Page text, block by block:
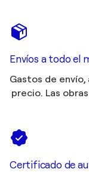
Envíos a todo el
Gastos de envío,
precio. Las
Certificado de